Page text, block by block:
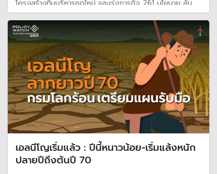
โครงสร้างทีมบริหารชุดใหม่ และเร่งภารกิจ 261 นโยบาย ลั่น
100 วันแรก ยกระดับสิทธิบัตรทองครอบคลุม 1.3 ล้านคน และ
ชูนโยบาย "ผู้ป่วยนัดล่วงหน้า รอน้อยกว่า 1 ชั่วโมง"
เอลนีโญเริ่มแล้ว : ปีนี้หนาวน้อย-เริ่มแล้งหนัก
ปลายปีถึงต้นปี 70